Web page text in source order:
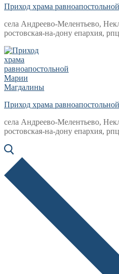
Приход храма
села Андреево-Мелентьево,
ростовская-на-дону епархия,
Приход храма
села Андреево-Мелентьево,
ростовская-на-дону епархия,